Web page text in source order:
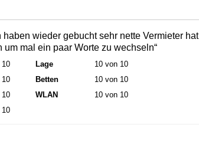
haben wieder gebucht sehr nette Vermieter hat
um mal ein paar Worte zu wechseln“
10
10
10
10
Lage
10 von 10
Betten
10 von 10
WLAN
10 von 10